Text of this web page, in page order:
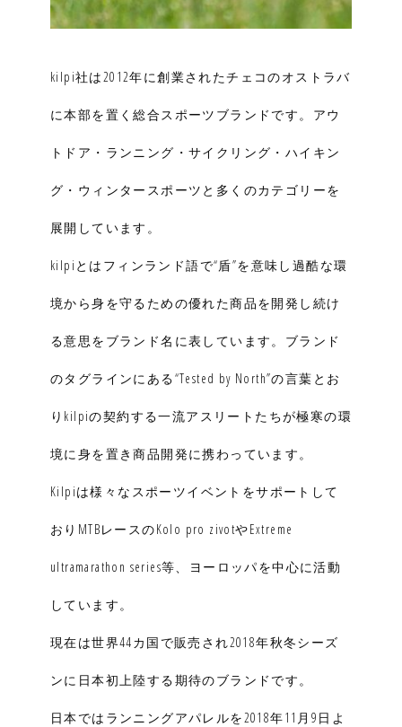
kilpi社は2012年に創業されたチェコのオストラバ
に本部を置く総合スポーツブランドです。アウ
トドア・ランニング・サイクリング・ハイキン
グ・ウィンタースポーツと多くのカテゴリーを
展開しています。
kilpiとはフィンランド語で“盾”を意味し過酷な環
境から身を守るための優れた商品を開発し続け
る意思をブランド名に表しています。ブランド
のタグラインにある“Tested by North”の言葉とお
りkilpiの契約する一流アスリートたちが極寒の環
境に身を置き商品開発に携わっています。
Kilpiは様々なスポーツイベントをサポートして
おりMTBレースのKolo pro zivotやExtreme
ultramarathon series等、ヨーロッパを中心に活動
しています。
現在は世界44カ国で販売され2018年秋冬シーズ
ンに日本初上陸する期待のブランドです。
日本ではランニングアパレルを2018年11月9日よ